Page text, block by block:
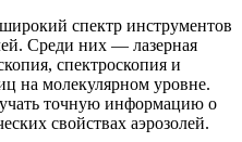
спектр инструментов
Среди них — лазерная
спектроскопия и
на молекулярном уровне.
точную информацию о
свойствах аэрозолей.